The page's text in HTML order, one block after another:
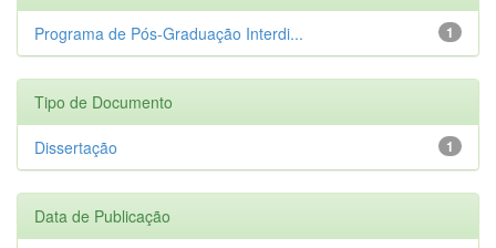
1
Programa de Pós-Graduação Interdi...
Tipo de Documento
1
Dissertação
Data de Publicação